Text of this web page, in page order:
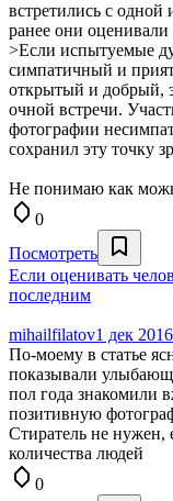
встретились с
ранее они
>Если испытуемые
симпатичный и
открытый и добрый,
очной встречи.
фотографии
сохранил эту точку
Не понимаю как
0
Посмотреть
Если оценивать
последним
mihailfilatov1 дек
По-моему в статье
показывали
пол года знакомили
позитивную
Стиратель не нужен,
количества людей
0